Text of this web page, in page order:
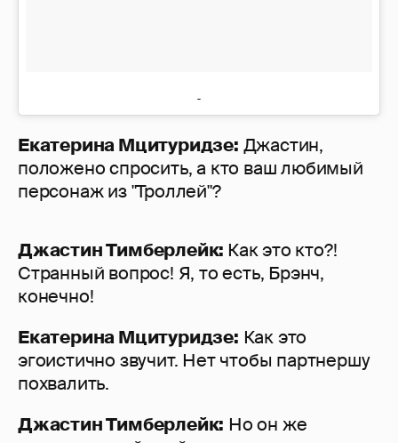
Екатерина Мцитуридзе: Джастин,
положено спросить, а кто ваш любимый
персонаж из "Троллей"?
Джастин Тимберлейк: Как это кто?!
Странный вопрос! Я, то есть, Брэнч,
конечно!
Екатерина Мцитуридзе: Как это
эгоистично звучит. Нет чтобы партнершу
похвалить.
Джастин Тимберлейк: Но он же